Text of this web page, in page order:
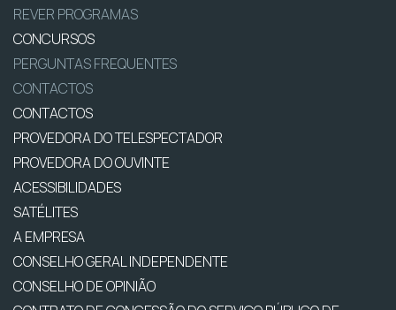
REVER PROGRAMAS
CONCURSOS
PERGUNTAS FREQUENTES
CONTACTOS
CONTACTOS
PROVEDORA DO TELESPECTADOR
PROVEDORA DO OUVINTE
ACESSIBILIDADES
SATÉLITES
A EMPRESA
CONSELHO GERAL INDEPENDENTE
CONSELHO DE OPINIÃO